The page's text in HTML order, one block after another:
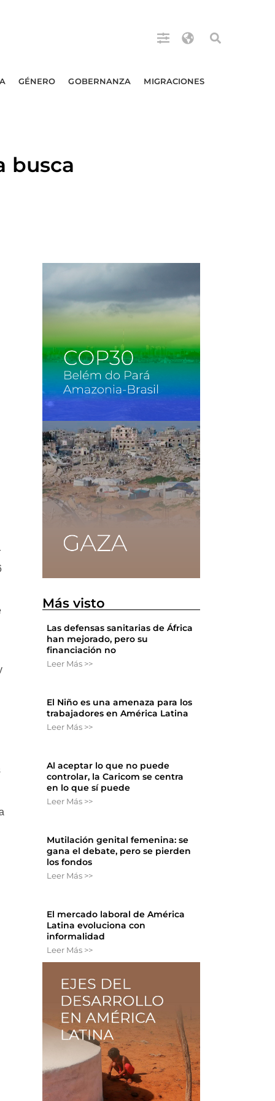
GÉNERO GOBERNANZA MIGRACIONES
busca
Más visto
Las defensas sanitarias de África
han mejorado, pero su
financiación no
Leer Más >>
El Niño es una amenaza para los
trabajadores en América Latina
Leer Más >>
Al aceptar lo que no puede
controlar, la Caricom se centra
en lo que sí puede
Leer Más >>
Mutilación genital femenina: se
gana el debate, pero se pierden
los fondos
Leer Más >>
El mercado laboral de América
Latina evoluciona con
informalidad
Leer Más >>